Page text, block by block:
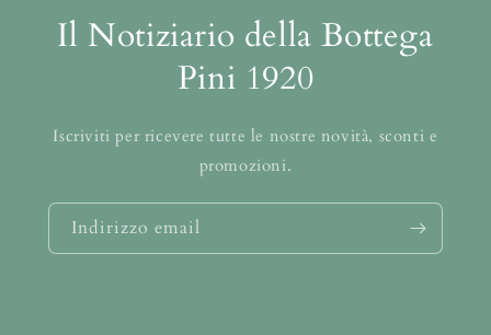
Il Notiziario della Bottega
Pini 1920
Iscriviti per ricevere tutte le nostre novità, sconti e
promozioni.
Indirizzo email